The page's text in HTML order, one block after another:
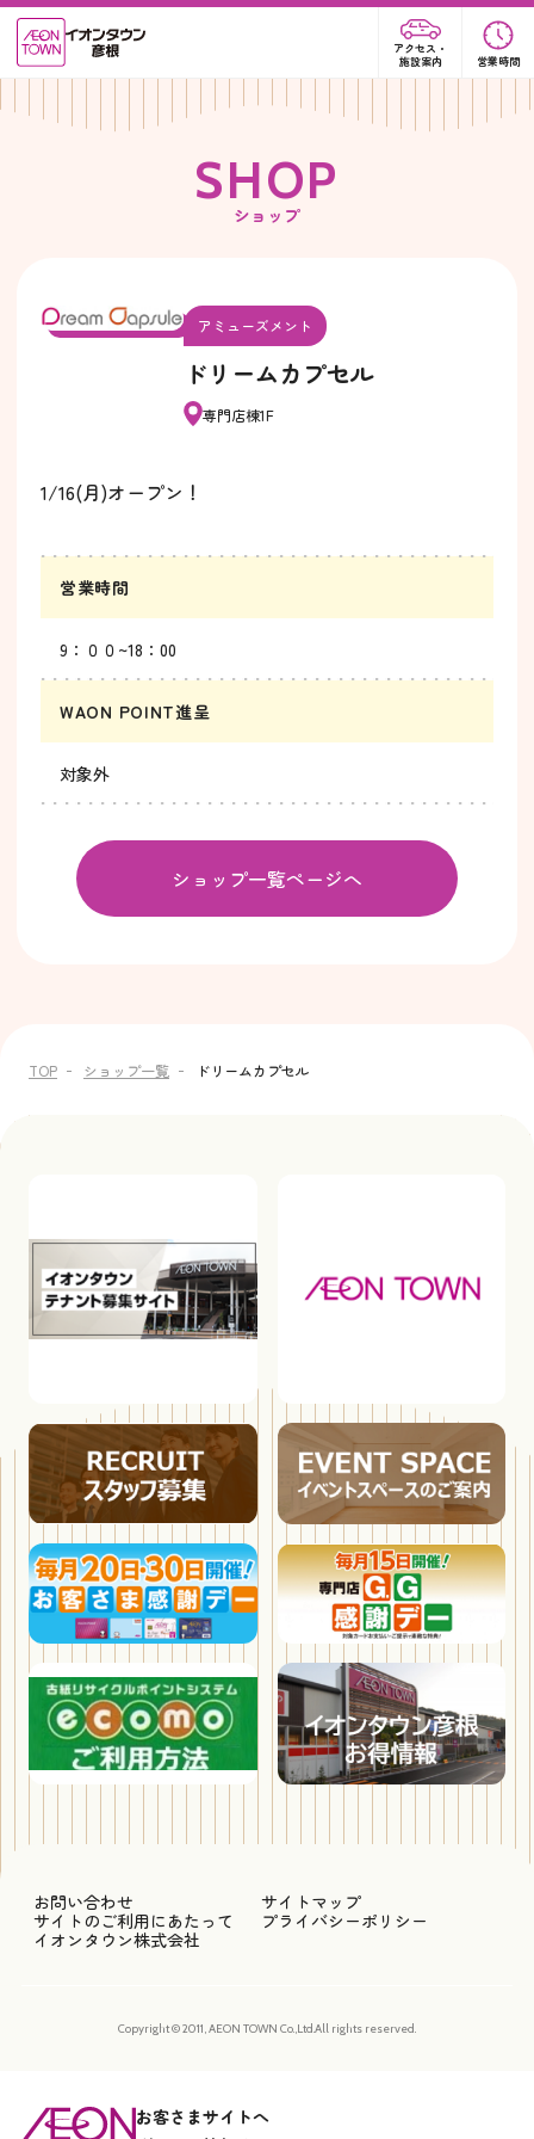
アクセス・
施設案内
営業時間
SHOP
ショップ
アミューズメント
ドリームカプセル
専門店棟1F
1/16(月)オープン！
営業時間
9：００~18：00
WAON POINT進呈
対象外
ショップ一覧ページへ
TOP ショップ一覧 ドリームカプセル
お問い合わせ
サイトマップ
サイトのご利用にあたって
プライバシーポリシー
イオンタウン株式会社
Copyright © 2011, AEON TOWN Co.,Ltd.All rights reserved.
お客さまサイトへ